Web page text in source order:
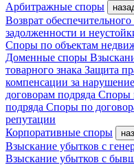
Арбитражные споры
Возврат
задолженности и
Споры по объектам
Доменные споры
товарного знака Защита
компенсации за
договорам подряда Споры
подряда Споры по
репутации
Корпоративные споры
Взыскание убытков с
Взыскание убытков с